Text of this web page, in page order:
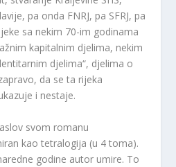
pa onda FNRJ, pa SFRJ, pa
sa nekim 70-im godinama
kapitalnim djelima, nekim
djelima“, djelima o
da se ta rijeka
i nestaje.
svom romanu
kao tetralogija (u 4 toma).
godine autor umire. To